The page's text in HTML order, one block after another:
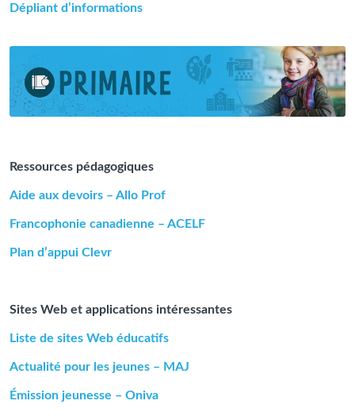
Dépliant d’informations
Ressources pédagogiques
Aide aux devoirs – Allo Prof
Francophonie canadienne – ACELF
Plan d’appui Clevr
Sites Web et applications intéressantes
Liste de sites Web éducatifs
Actualité pour les jeunes – MAJ
Émission jeunesse – Oniva